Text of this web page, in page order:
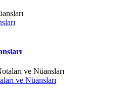
ve Nüansları